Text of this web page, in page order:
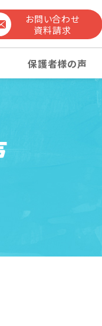
保護者様の声
お問い合わせ
資料請求